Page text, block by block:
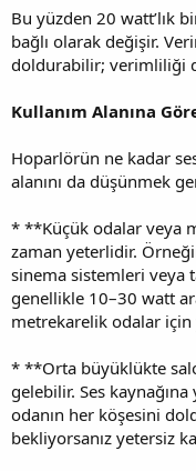
Bu yüzden 20 watt’lık
bağlı olarak değişir.
doldurabilir; verimliliği
Kullanım Alanına
Hoparlörün ne kadar
alanını da düşünmek
* **Küçük odalar veya
zaman yeterlidir.
sinema sistemleri veya
genellikle 10–30 watt
metrekarelik odalar için
* **Orta büyüklükte
gelebilir. Ses
odanın her köşesini
bekliyorsanız yetersiz